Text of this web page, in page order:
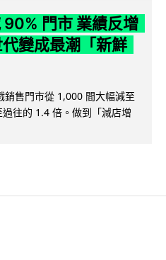
90% 門市 業績反增
變成最潮「新鮮
銷售門市從 1,000 間大幅減至
往的 1.4 倍。做到「減店增